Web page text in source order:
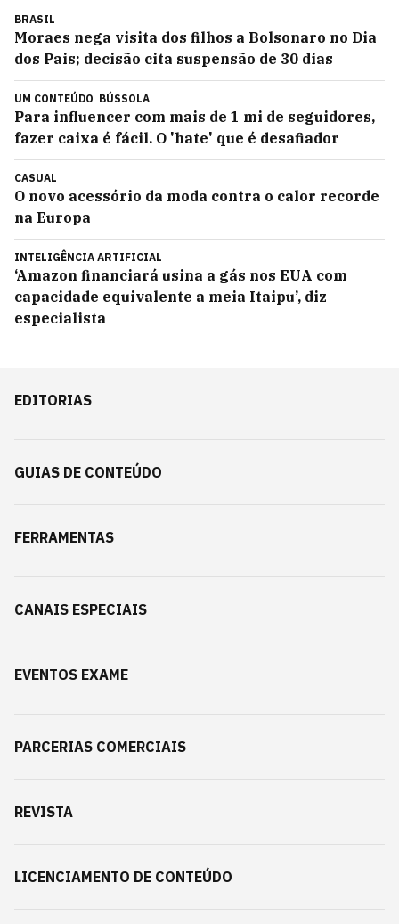
BRASIL
Moraes nega visita dos filhos a Bolsonaro no Dia
dos Pais; decisão cita suspensão de 30 dias
UM CONTEÚDO BÚSSOLA
Para influencer com mais de 1 mi de seguidores,
fazer caixa é fácil. O 'hate' que é desafiador
CASUAL
O novo acessório da moda contra o calor recorde
na Europa
INTELIGÊNCIA ARTIFICIAL
‘Amazon financiará usina a gás nos EUA com
capacidade equivalente a meia Itaipu’, diz
especialista
EDITORIAS
GUIAS DE CONTEÚDO
FERRAMENTAS
CANAIS ESPECIAIS
EVENTOS EXAME
PARCERIAS COMERCIAIS
REVISTA
LICENCIAMENTO DE CONTEÚDO